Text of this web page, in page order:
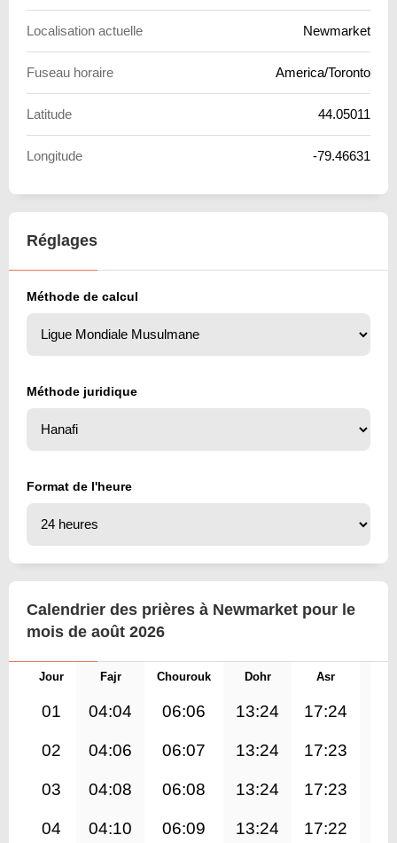
Localisation actuelle Newmarket
Fuseau horaire America/Toronto
Latitude 44.05011
Longitude -79.46631
Réglages
Méthode de calcul
Méthode juridique
Format de l'heure
Calendrier des prières à Newmarket pour le
mois de août 2026
Jour Fajr Chourouk Dohr Asr
01 04:04 06:06 13:24 17:24
02 04:06 06:07 13:24 17:23
03 04:08 06:08 13:24 17:23
04 04:10 06:09 13:24 17:22